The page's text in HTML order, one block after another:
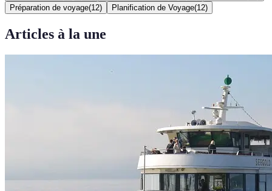
Préparation de voyage(12) Planification de Voyage(12)
Articles à la une